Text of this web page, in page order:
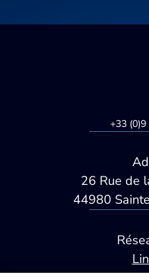
+33
26 Rue de
44980